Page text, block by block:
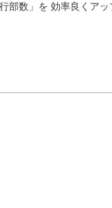
部数」を 効率良くア